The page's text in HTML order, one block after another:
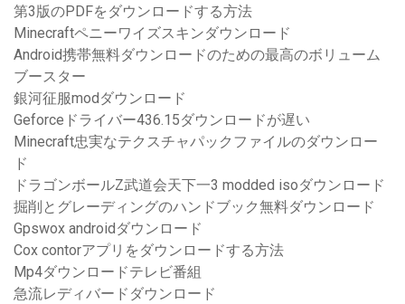
第3版のPDFをダウンロードする方法
Minecraftペニーワイズスキンダウンロード
Android携帯無料ダウンロードのための最高のボリューム
ブースター
銀河征服modダウンロード
Geforceドライバー436.15ダウンロードが遅い
Minecraft忠実なテクスチャパックファイルのダウンロー
ド
ドラゴンボールZ武道会天下一3 modded isoダウンロード
掘削とグレーディングのハンドブック無料ダウンロード
Gpswox androidダウンロード
Cox contorアプリをダウンロードする方法
Mp4ダウンロードテレビ番組
急流レディバードダウンロード